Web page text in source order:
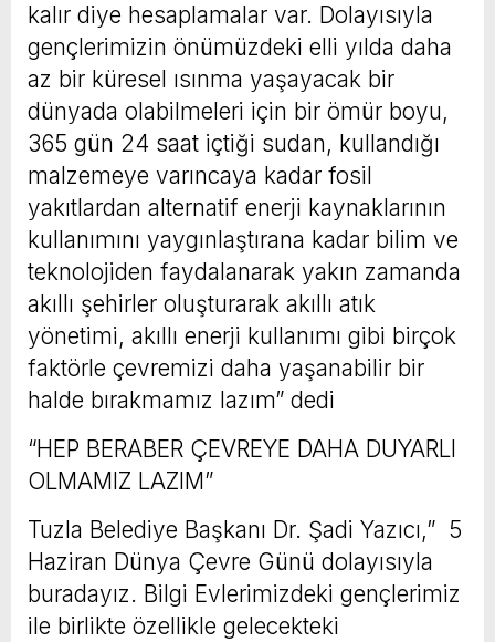
kalır diye hesaplamalar var. Dolayısıyla
gençlerimizin önümüzdeki elli yılda daha
az bir küresel ısınma yaşayacak bir
dünyada olabilmeleri için bir ömür boyu,
365 gün 24 saat içtiği sudan, kullandığı
malzemeye varıncaya kadar fosil
yakıtlardan alternatif enerji kaynaklarının
kullanımını yaygınlaştırana kadar bilim ve
teknolojiden faydalanarak yakın zamanda
akıllı şehirler oluşturarak akıllı atık
yönetimi, akıllı enerji kullanımı gibi birçok
faktörle çevremizi daha yaşanabilir bir
halde bırakmamız lazım” dedi
“HEP BERABER ÇEVREYE DAHA DUYARLI
OLMAMIZ LAZIM”
Tuzla Belediye Başkanı Dr. Şadi Yazıcı,” 5
Haziran Dünya Çevre Günü dolayısıyla
buradayız. Bilgi Evlerimizdeki gençlerimiz
ile birlikte özellikle gelecekteki